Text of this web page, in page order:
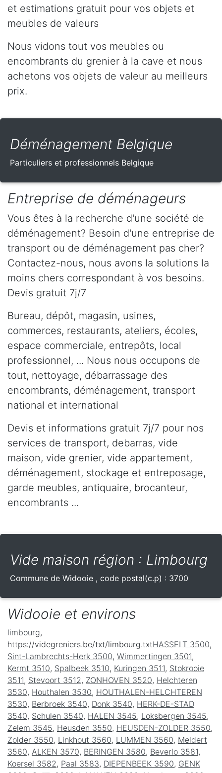
et estimations gratuit pour vos objets et
meubles de valeurs
Nous vidons tout vos meubles ou
encombrants du grenier à la cave et nous
achetons vos objets de valeur au meilleurs
prix.
Déménagement Belgique
Particuliers et professionnels Belgique
Entreprise de déménageurs
Vous êtes à la recherche d'une société de
déménagement? Besoin d'une entreprise de
transport ou de déménagement pas cher?
Contactez-nous, nous avons la solutions la
moins chers correspondant à vos besoins.
Devis gratuit 7j/7
Bureau, dépôt, magasin, usines,
commerces, restaurants, ateliers, écoles,
espace commerciale, entrepôts, local
professionnel, ... Nous nous occupons de
tout, nettoyage, débarrassage des
encombrants, déménagement, transport
national et international
Devis et informations gratuit 7j/7 pour nos
services de transport, debarras, vide
maison, vide grenier, vide appartement,
déménagement, stockage et entreposage,
garde meubles, antiquaire, brocanteur,
encombrants ...
Vide maison région : Limbourg
Commune de Widooie , code postal(c.p) : 3700
Widooie et environs
limbourg,
https://videgreniers.be/txt/limbourg.txtHASSELT 3500,
Sint-Lambrechts-Herk 3500, Wimmertingen 3501,
Kermt 3510, Spalbeek 3510, Kuringen 3511, Stokrooie
3511, Stevoort 3512 , ZONHOVEN 3520, Helchteren
3530, Houthalen 3530, HOUTHALEN-HELCHTEREN
3530, Berbroek 3540, Donk 3540, HERK-DE-STAD
3540, Schulen 3540, HALEN 3545, Loksbergen 3545,
Zelem 3545, Heusden 3550, HEUSDEN-ZOLDER 3550,
Zolder 3550, Linkhout 3560, LUMMEN 3560, Meldert
3560, ALKEN 3570, BERINGEN 3580, Beverlo 3581,
Koersel 3582 , Paal 3583, DIEPENBEEK 3590, GENK